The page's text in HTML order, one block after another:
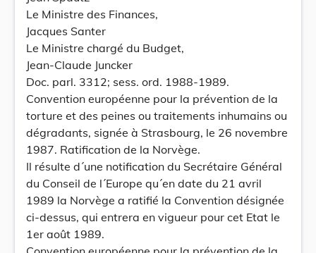
Le Ministre des Finances,
Jacques Santer
Le Ministre chargé du Budget,
Jean-Claude Juncker
Doc. parl. 3312; sess. ord. 1988-1989.
Convention européenne pour la prévention de la
torture et des peines ou traitements inhumains ou
dégradants, signée à Strasbourg, le 26 novembre
1987. Ratification de la Norvège.
Il résulte d´une notification du Secrétaire Général
du Conseil de l´Europe qu´en date du 21 avril
1989 la Norvège a ratifié la Convention désignée
ci-dessus, qui entrera en vigueur pour cet Etat le
1er août 1989.